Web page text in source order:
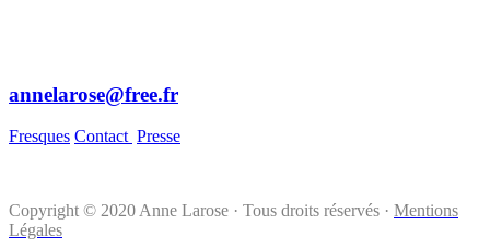
annelarose@free.fr
Fresques Contact Presse
Copyright © 2020 Anne Larose · Tous droits réservés · Mentions
Légales